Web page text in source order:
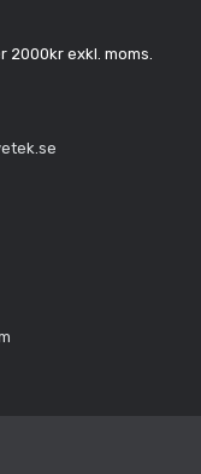
2000kr exkl. moms.